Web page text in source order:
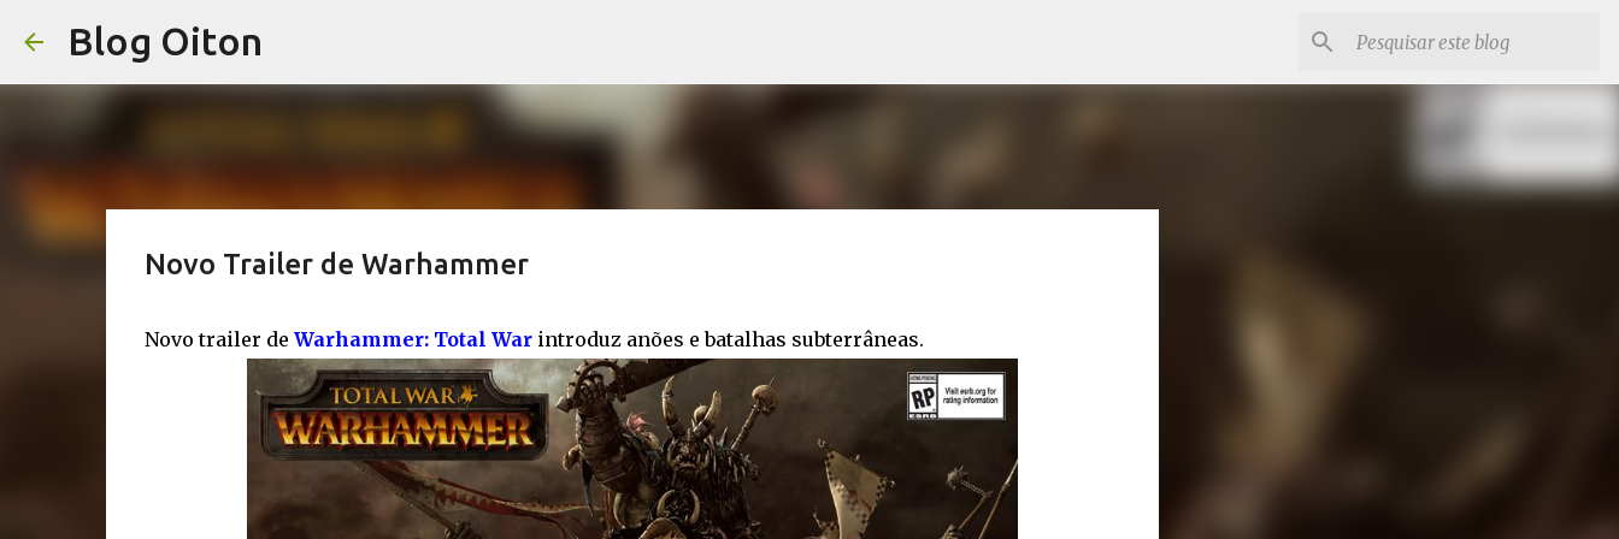
Blog Oiton
Novo Trailer de Warhammer
Novo trailer de Warhammer: Total Warintroduz anões e batalhas subterrâneas.